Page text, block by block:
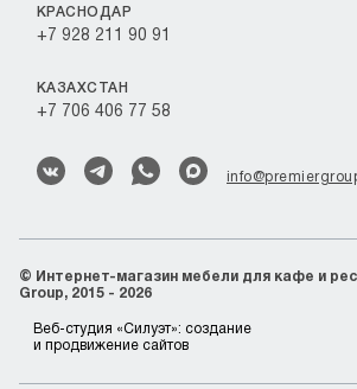
КРАСНОДАР
+7 928 211 90 91
КАЗАХСТАН
+7 706 406 77 58
© Интернет-магазин мебели для кафе и
Group, 2015 - 2026
Веб-студия «Силуэт»: создание
и продвижение сайтов